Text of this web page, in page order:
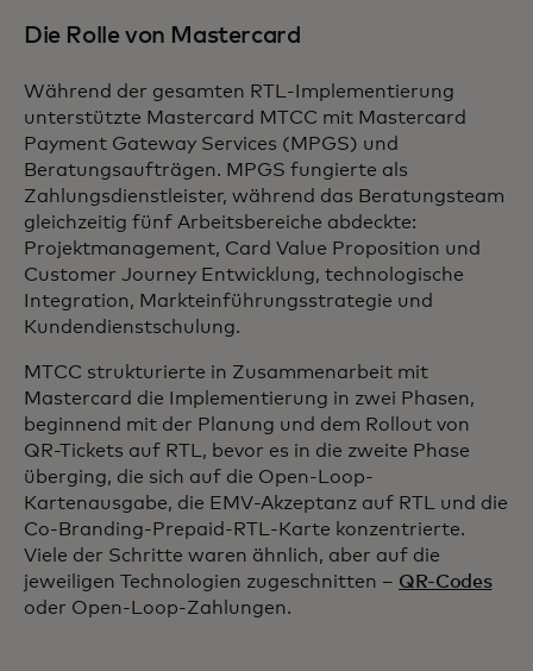
Die Rolle von Mastercard
Während der gesamten RTL-Implementierung
unterstützte Mastercard MTCC mit Mastercard
Payment Gateway Services (MPGS) und
Beratungsaufträgen. MPGS fungierte als
Zahlungsdienstleister, während das Beratungsteam
gleichzeitig fünf Arbeitsbereiche abdeckte:
Projektmanagement, Card Value Proposition und
Customer Journey Entwicklung, technologische
Integration, Markteinführungsstrategie und
Kundendienstschulung.
MTCC strukturierte in Zusammenarbeit mit
Mastercard die Implementierung in zwei Phasen,
beginnend mit der Planung und dem Rollout von
QR-Tickets auf RTL, bevor es in die zweite Phase
überging, die sich auf die Open-Loop-
Kartenausgabe, die EMV-Akzeptanz auf RTL und die
Co-Branding-Prepaid-RTL-Karte konzentrierte.
Viele der Schritte waren ähnlich, aber auf die
jeweiligen Technologien zugeschnitten – QR-Codes
oder Open-Loop-Zahlungen.